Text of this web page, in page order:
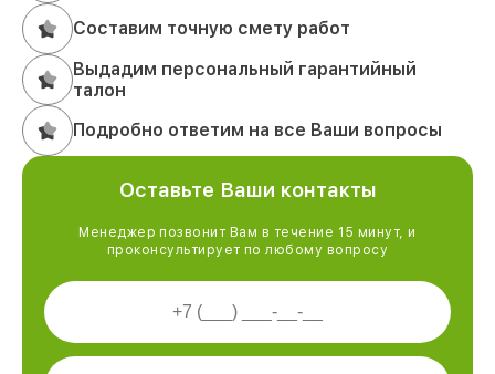
Составим точную смету работ
Выдадим персональный гарантийный
талон
Подробно ответим на все Ваши вопросы
Оставьте Ваши контакты
Менеджер позвонит Вам в течение 15 минут, и
проконсультирует по любому вопросу